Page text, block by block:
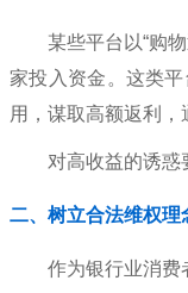
某些平台以“购
家投入资金。这类
用，谋取高额返利，
对高收益的诱惑
二、树立合法维权理
作为银行业消费